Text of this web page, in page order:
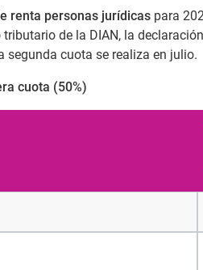
renta personas jurídicas para
de la DIAN, la
segunda cuota se realiza en julio.
cuota (50%)